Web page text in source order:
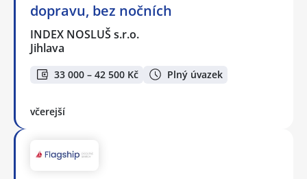
dopravu, bez nočních
INDEX NOSLUŠ s.r.o.
Jihlava
33 000 – 42 500 Kč Plný úvazek
včerejší